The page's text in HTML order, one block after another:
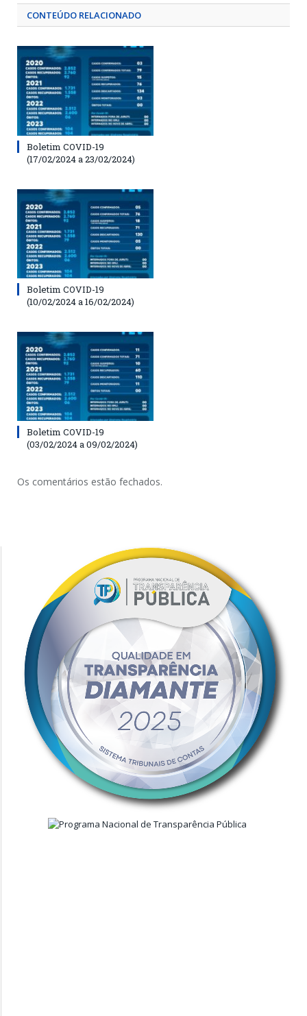
CONTEÚDO RELACIONADO
Boletim COVID-19
(17/02/2024 a 23/02/2024)
Boletim COVID-19
(10/02/2024 a 16/02/2024)
Boletim COVID-19
(03/02/2024 a 09/02/2024)
Os comentários estão fechados.